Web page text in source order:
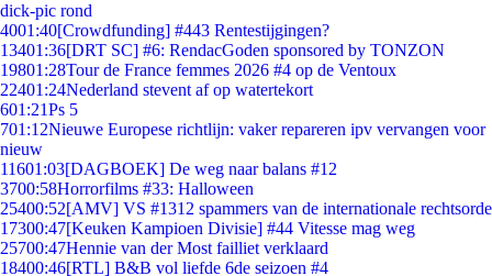
dick-pic rond
4001:40[Crowdfunding] #443 Rentestijgingen?
13401:36[DRT SC] #6: RendacGoden sponsored by TONZON
19801:28Tour de France femmes 2026 #4 op de Ventoux
22401:24Nederland stevent af op watertekort
601:21Ps 5
701:12Nieuwe Europese richtlijn: vaker repareren ipv vervangen voor
nieuw
11601:03[DAGBOEK] De weg naar balans #12
3700:58Horrorfilms #33: Halloween
25400:52[AMV] VS #1312 spammers van de internationale rechtsorde
17300:47[Keuken Kampioen Divisie] #44 Vitesse mag weg
25700:47Hennie van der Most failliet verklaard
18400:46[RTL] B&B vol liefde 6de seizoen #4